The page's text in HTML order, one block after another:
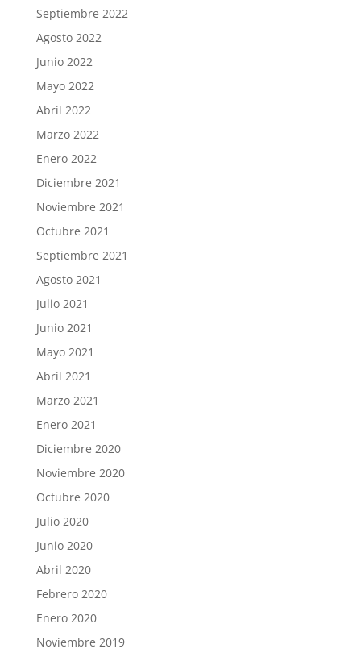
Septiembre 2022
Agosto 2022
Junio 2022
Mayo 2022
Abril 2022
Marzo 2022
Enero 2022
Diciembre 2021
Noviembre 2021
Octubre 2021
Septiembre 2021
Agosto 2021
Julio 2021
Junio 2021
Mayo 2021
Abril 2021
Marzo 2021
Enero 2021
Diciembre 2020
Noviembre 2020
Octubre 2020
Julio 2020
Junio 2020
Abril 2020
Febrero 2020
Enero 2020
Noviembre 2019